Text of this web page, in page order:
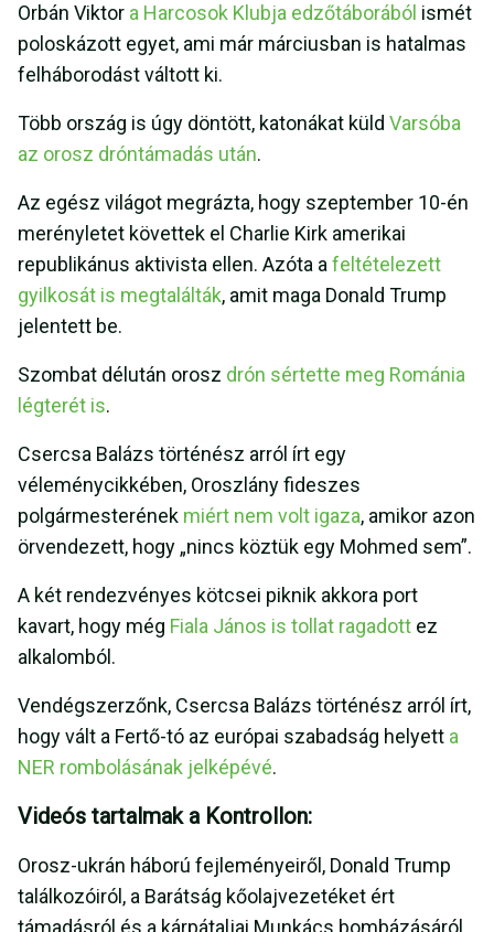
Orbán Viktor a Harcosok Klubja edzőtáborából ismét
poloskázott egyet, ami már márciusban is hatalmas
felháborodást váltott ki.
Több ország is úgy döntött, katonákat küld Varsóba
az orosz dróntámadás után.
Az egész világot megrázta, hogy szeptember 10-én
merényletet követtek el Charlie Kirk amerikai
republikánus aktivista ellen. Azóta afeltételezett
gyilkosát is megtalálták, amit maga Donald Trump
jelentett be.
Szombat délután orosz drón sértette meg Románia
légterét is.
Csercsa Balázs történész arról írt egy
véleménycikkében, Oroszlány fideszes
polgármesterének miért nem volt igaza, amikor azon
örvendezett, hogy „nincs köztük egy Mohmed sem”.
A két rendezvényes kötcsei piknik akkora port
kavart, hogy még Fiala János is tollat ragadott ez
alkalomból.
Vendégszerzőnk, Csercsa Balázs történész arról írt,
hogy vált a Fertő-tó az európai szabadság helyett a
NER rombolásának jelképévé.
Videós tartalmak a Kontrollon:
Orosz-ukrán háború fejleményeiről, Donald Trump
találkozóiról, a Barátság kőolajvezetéket ért